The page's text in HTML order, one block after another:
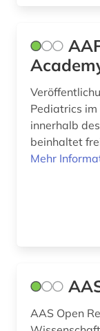
berlin (3)
Pediatrics
innerhalb
beinhaltet
Mehr
AAS Open